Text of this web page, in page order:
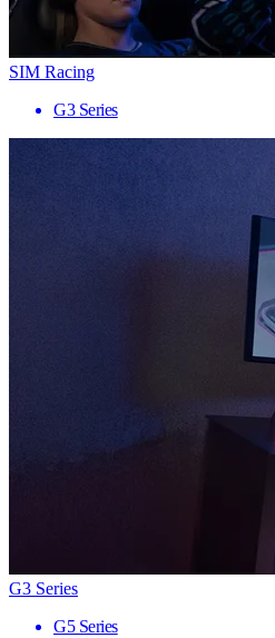
SIM Racing
G3 Series
G3 Series
G5 Series